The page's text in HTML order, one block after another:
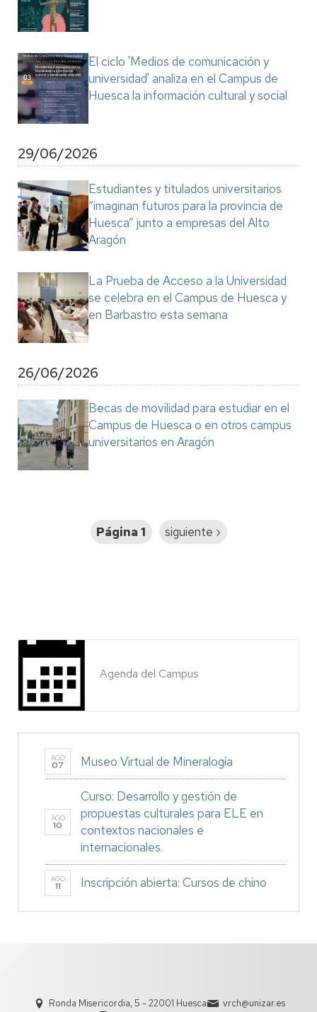
El ciclo 'Medios de comunicación y
universidad' analiza en el Campus de
Huesca la información cultural y social
29/06/2026
Estudiantes y titulados universitarios
“imaginan futuros para la provincia de
Huesca” junto a empresas del Alto
Aragón
La Prueba de Acceso a la Universidad
se celebra en el Campus de Huesca y
en Barbastro esta semana
26/06/2026
Becas de movilidad para estudiar en el
Campus de Huesca o en otros campus
universitarios en Aragón
Página 1
Siguiente
siguiente ›
Agenda del Campus
AGO
07 Museo Virtual de Mineralogía
AGO
10
Curso: Desarrollo y gestión de
propuestas culturales para ELE en
contextos nacionales e
internacionales.
AGO
11 Inscripción abierta: Cursos de chino
Ronda Misericordia, 5 - 22001 Huesca
vrch@unizar.es